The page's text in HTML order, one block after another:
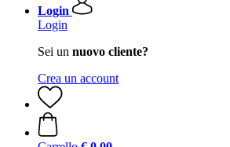
Login
Login
Sei un nuovo cliente?
Crea un account